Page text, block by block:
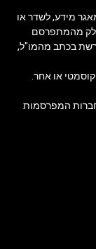
מידע, לשדר או
חלק מהמתפרסם
בכתב מהמו"ל,
או אחר.
המפרסמות